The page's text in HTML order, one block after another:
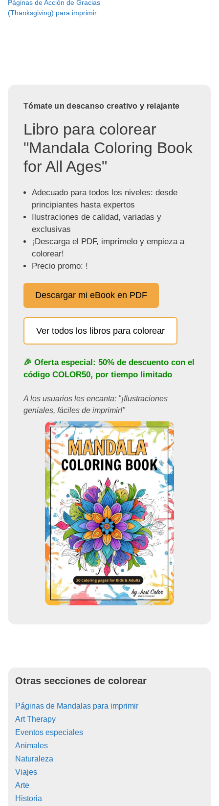
Páginas de Acción de Gracias
(Thanksgiving) para imprimir
Tómate un descanso creativo y relajante
Libro para colorear
"Mandala Coloring Book
for All Ages"
Adecuado para todos los niveles: desde
principiantes hasta expertos
Ilustraciones de calidad, variadas y
exclusivas
¡Descarga el PDF, imprímelo y empieza a
colorear!
Precio promo: !
Descargar mi eBook en PDF
Ver todos los libros para colorear
🎉 Oferta especial: 50% de descuento con el
código COLOR50, por tiempo limitado
A los usuarios les encanta: "¡Ilustraciones
geniales, fáciles de imprimir!"
Otras secciones de colorear
Páginas de Mandalas para imprimir
Art Therapy
Eventos especiales
Animales
Naturaleza
Viajes
Arte
Historia